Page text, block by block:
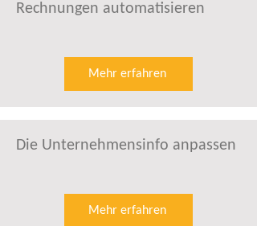
Rechnungen automatisieren
Mehr erfahren
Die Unternehmensinfo anpassen
Mehr erfahren